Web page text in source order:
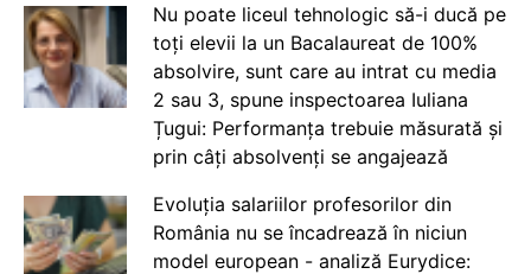
Nu poate liceul tehnologic să-i ducă pe
toți elevii la un Bacalaureat de 100%
absolvire, sunt care au intrat cu media
2 sau 3, spune inspectoarea Iuliana
Țugui: Performanța trebuie măsurată și
prin câți absolvenți se angajează
Evoluția salariilor profesorilor din
România nu se încadrează în niciun
model european - analiză Eurydice: